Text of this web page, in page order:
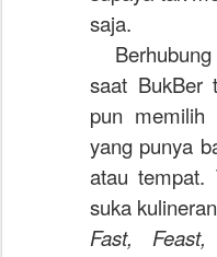
saja.
saat BukBer
pun memilih
yang punya
atau tempat.
suka
Fast, Feast,